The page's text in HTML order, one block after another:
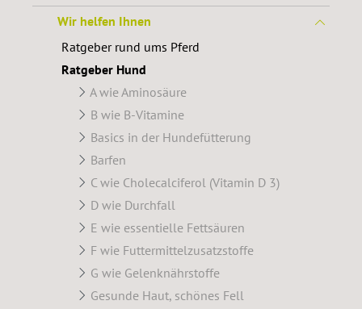
Wir helfen Ihnen
Ratgeber rund ums Pferd
Ratgeber Hund
A wie Aminosäure
B wie B-Vitamine
Basics in der Hundefütterung
Barfen
C wie Cholecalciferol (Vitamin D 3)
D wie Durchfall
E wie essentielle Fettsäuren
F wie Futtermittelzusatzstoffe
G wie Gelenknährstoffe
Gesunde Haut, schönes Fell